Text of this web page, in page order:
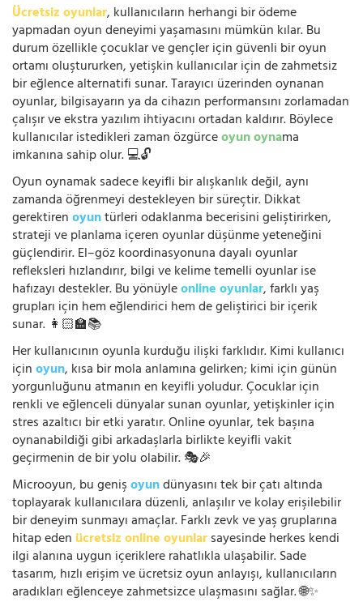
Ücretsiz oyunlar, kullanıcıların herhangi bir ödeme
yapmadan oyun deneyimi yaşamasını mümkün kılar. Bu
durum özellikle çocuklar ve gençler için güvenli bir oyun
ortamı oluştururken, yetişkin kullanıcılar için de zahmetsiz
bir eğlence alternatifi sunar. Tarayıcı üzerinden oynanan
oyunlar, bilgisayarın ya da cihazın performansını zorlamadan
çalışır ve ekstra yazılım ihtiyacını ortadan kaldırır. Böylece
kullanıcılar istedikleri zaman özgürceoyun oynama
imkanına sahip olur. 💻🔓
Oyun oynamak sadece keyifli bir alışkanlık değil, aynı
zamanda öğrenmeyi destekleyen bir süreçtir. Dikkat
gerektirenoyuntürleri odaklanma becerisini geliştirirken,
strateji ve planlama içeren oyunlar düşünme yeteneğini
güçlendirir. El–göz koordinasyonuna dayalı oyunlar
refleksleri hızlandırır, bilgi ve kelime temelli oyunlar ise
hafızayı destekler. Bu yönüyleonline oyunlar, farklı yaş
grupları için hem eğlendirici hem de geliştirici bir içerik
sunar. 👩🏻‍🏫📚
Her kullanıcının oyunla kurduğu ilişki farklıdır. Kimi kullanıcı
içinoyun, kısa bir mola anlamına gelirken; kimi için günün
yorgunluğunu atmanın en keyifli yoludur. Çocuklar için
renkli ve eğlenceli dünyalar sunan oyunlar, yetişkinler için
stres azaltıcı bir etki yaratır. Online oyunlar, tek başına
oynanabildiği gibi arkadaşlarla birlikte keyifli vakit
geçirmenin de bir yolu olabilir. 🎭🎉
Microoyun, bu genişoyundünyasını tek bir çatı altında
toplayarak kullanıcılara düzenli, anlaşılır ve kolay erişilebilir
bir deneyim sunmayı amaçlar. Farklı zevk ve yaş gruplarına
hitap eden ücretsiz online oyunlarsayesinde herkes kendi
ilgi alanına uygun içeriklere rahatlıkla ulaşabilir. Sade
tasarım, hızlı erişim ve ücretsiz oyun anlayışı, kullanıcıların
aradıkları eğlenceye zahmetsizce ulaşmasını sağlar. 🌐✨